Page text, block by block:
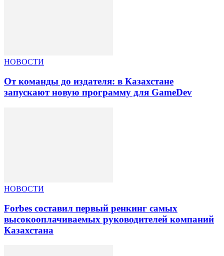
НОВОСТИ
От команды до издателя: в Казахстане
запускают новую программу для GameDev
НОВОСТИ
Forbes составил первый ренкинг самых
высокооплачиваемых руководителей компаний
Казахстана